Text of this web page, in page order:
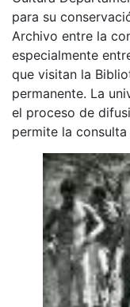
para su
Archivo entre la
especialmente
que visitan la
permanente. La
el proceso de
permite la